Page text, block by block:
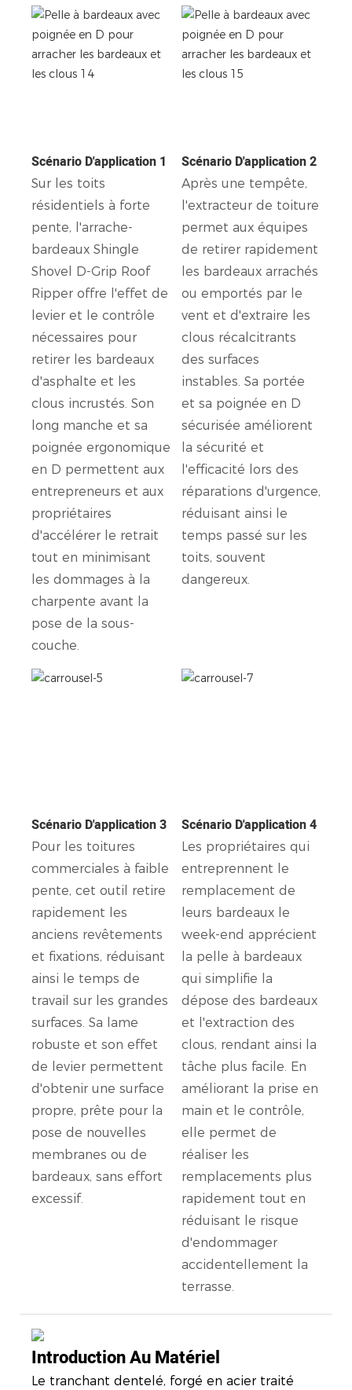
Scénario D'application 1
Sur les toits
résidentiels à forte
pente, l'arrache-
bardeaux Shingle
Shovel D-Grip Roof
Ripper offre l'effet de
levier et le contrôle
nécessaires pour
retirer les bardeaux
d'asphalte et les
clous incrustés. Son
long manche et sa
poignée ergonomique
en D permettent aux
entrepreneurs et aux
propriétaires
d'accélérer le retrait
tout en minimisant
les dommages à la
charpente avant la
pose de la sous-
couche.
Scénario D'application 2
Après une tempête,
l'extracteur de toiture
permet aux équipes
de retirer rapidement
les bardeaux arrachés
ou emportés par le
vent et d'extraire les
clous récalcitrants
des surfaces
instables. Sa portée
et sa poignée en D
sécurisée améliorent
la sécurité et
l'efficacité lors des
réparations d'urgence,
réduisant ainsi le
temps passé sur les
toits, souvent
dangereux.
Scénario D'application 3
Pour les toitures
commerciales à faible
pente, cet outil retire
rapidement les
anciens revêtements
et fixations, réduisant
ainsi le temps de
travail sur les grandes
surfaces. Sa lame
robuste et son effet
de levier permettent
d'obtenir une surface
propre, prête pour la
pose de nouvelles
membranes ou de
bardeaux, sans effort
excessif.
Scénario D'application 4
Les propriétaires qui
entreprennent le
remplacement de
leurs bardeaux le
week-end apprécient
la pelle à bardeaux
qui simplifie la
dépose des bardeaux
et l'extraction des
clous, rendant ainsi la
tâche plus facile. En
améliorant la prise en
main et le contrôle,
elle permet de
réaliser les
remplacements plus
rapidement tout en
réduisant le risque
d'endommager
accidentellement la
terrasse.
Introduction Au Matériel
Le tranchant dentelé, forgé en acier traité